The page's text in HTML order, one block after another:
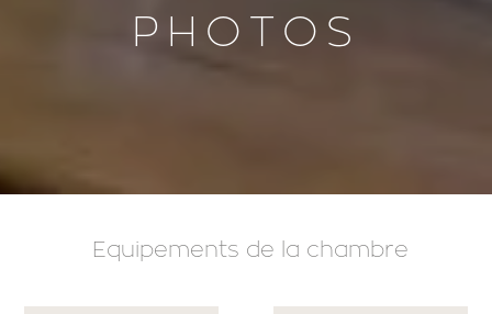
PHOTOS
Equipements de la chambre